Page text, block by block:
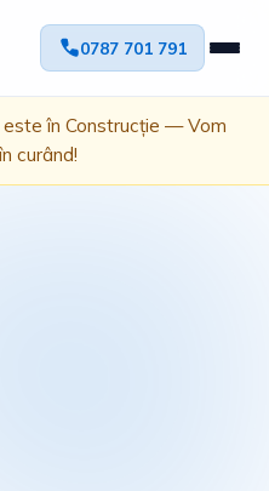
0787 701 791
este în Construcție — Vom
curând!